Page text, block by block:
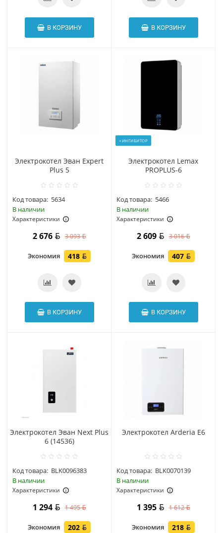
В КОРЗИНУ В КОРЗИНУ
Электрокотел Эван Expert
Plus 5
Код товара: 5634
В наличии
Характеристики
2 676 3 093
Экономия 418
В КОРЗИНУ
+ИНГИБИТОР
Электрокотел Lemax
PROPLUS-6
Код товара: 5466
В наличии
Характеристики
2 609 3 016
Экономия 407
В КОРЗИНУ
Электрокотел Эван Next Plus
6 (14536)
Код товара: BLK0096383
В наличии
Характеристики
1 294 1 495
Экономия 202
Электрокотел Arderia E6
Код товара: BLK0070139
В наличии
Характеристики
1 395 1 612
Экономия 218